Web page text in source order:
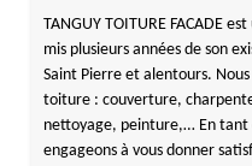
TANGUY TOITURE FACADE
mis plusieurs années de son
Saint Pierre et alentours.
toiture : couverture,
nettoyage, peinture,… En tant
engageons à vous donner